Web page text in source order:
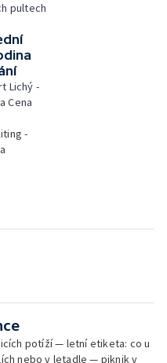
pultech
Lichý -
Cena
-
potíží — letní etiketa: co u
nebo v letadle — piknik v